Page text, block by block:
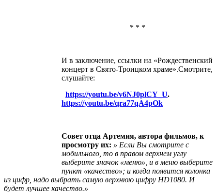
* * *
И в заключение, ссылки на «Рождественский
концерт в Свято-Троицком храме».Смотрите,
слушайте:
https://youtu.be/v6NJ0plCY_U.
https://youtu.be/qra77qA4pOk
Совет отца Артемия, автора фильмов, к
просмотру их: » Если Вы смотрите с
мобильного, то в правом верхнем углу
выберите значок «меню», и в меню выберите
пункт «качество»; и когда появится колонка
из цифр, надо выбрать самую верхнюю цифру HD1080. И
будет лучшее качество.»